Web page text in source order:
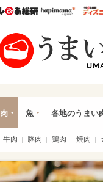
ウレぴあ総研
ハピ
肉 魚 各地のうまい
牛肉 豚肉 鶏肉 焼肉